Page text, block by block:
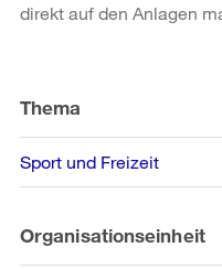
direkt auf den Anlagen
Informationen
Thema
Sport und Freizeit
Organisationseinheit